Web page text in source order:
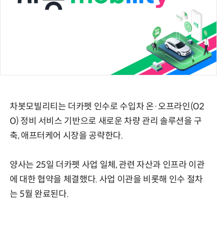
차봇모빌리티는 더카펫 인수로 수입차 온·오프라인(O2
O) 정비 서비스 기반으로 새로운 차량 관리 솔루션을 구
축, 애프터케어 시장을 공략한다.
양사는 25일 더카펫 사업 일체, 관련 자산과 인프라 이관
에 대한 협약을 체결했다. 사업 이관을 비롯해 인수 절차
는 5월 완료된다.